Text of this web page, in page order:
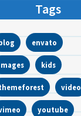
Tags
envato
kids
video
youtube